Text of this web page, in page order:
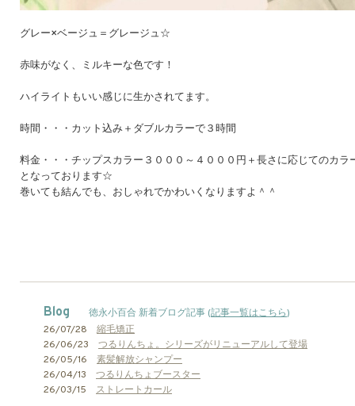
グレー×ベージュ＝グレージュ☆
赤味がなく、ミルキーな色です！
ハイライトもいい感じに生かされてます。
時間・・・カット込み＋ダブルカラーで３時間
料金・・・チップスカラー３０００～４０００円＋長さに応じてのカラ
となっております☆
巻いても結んでも、おしゃれでかわいくなりますよ＾＾
Blog 徳永小百合 新着ブログ記事 (記事一覧はこちら)
26/07/28 縮毛矯正
26/06/23 つるりんちょ。シリーズがリニューアルして登場
26/05/16 素髪解放シャンプー
26/04/13 つるりんちょブースター
26/03/15 ストレートカール